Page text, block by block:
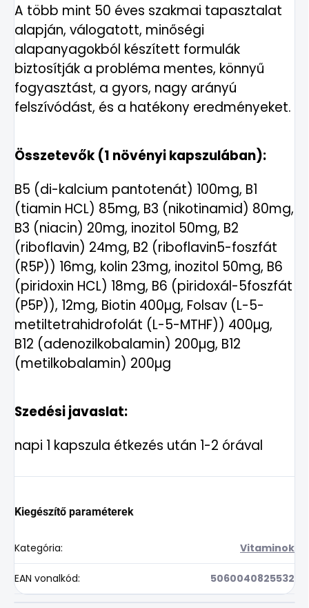
A több mint 50 éves szakmai tapasztalat
alapján, válogatott, minőségi
alapanyagokból készített formulák
biztosítják a probléma mentes, könnyű
fogyasztást, a gyors, nagy arányú
felszívódást, és a hatékony eredményeket.
Összetevők (1 növényi kapszulában):
B5 (di-kalcium pantotenát) 100mg, B1
(tiamin HCL) 85mg, B3 (nikotinamid) 80mg,
B3 (niacin) 20mg, inozitol 50mg, B2
(riboflavin) 24mg, B2 (riboflavin5-foszfát
(R5P)) 16mg, kolin 23mg, inozitol 50mg, B6
(piridoxin HCL) 18mg, B6 (piridoxál-5foszfát
(P5P)), 12mg, Biotin 400µg, Folsav (L-5-
metiltetrahidrofolát (L-5-MTHF)) 400µg,
B12 (adenozilkobalamin) 200µg, B12
(metilkobalamin) 200µg
Szedési javaslat:
napi 1 kapszula étkezés után 1-2 órával
Kiegészítő paraméterek
Kategória: Vitaminok
EAN vonalkód: 5060040825532